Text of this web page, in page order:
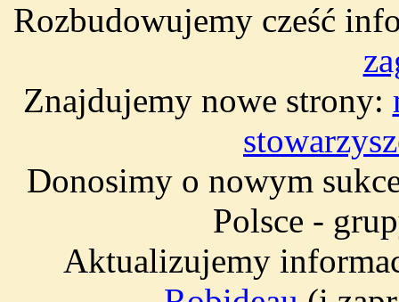
Rozbudowujemy cześć
Znajdujemy nowe strony:
Donosimy o nowym
Polsce -
Aktualizujemy